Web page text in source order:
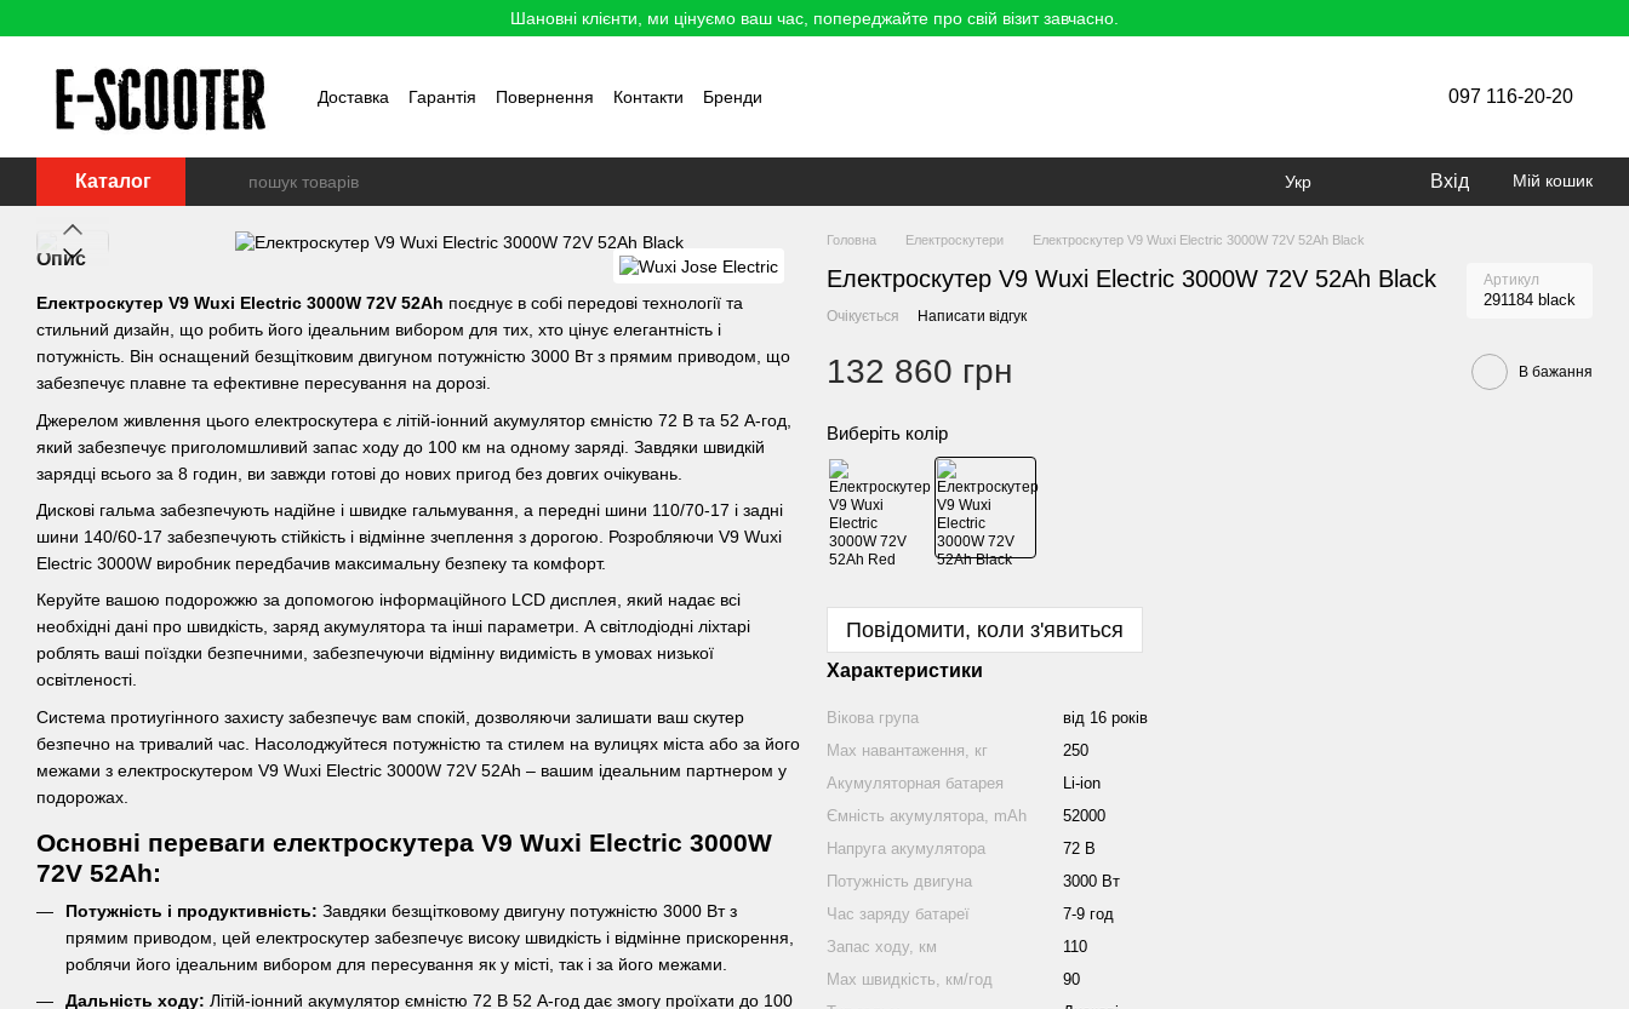
Шановні клієнти, ми цінуємо ваш час, попереджайте про свій візит завчасно.
Доставка Гарантія Повернення Контакти Бренди 097 116-20-20
Каталог Укр Вхід Мій кошик
Опис
Електроскутер V9 Wuxi Electric 3000W 72V 52Ah поєднує в собі передові технології та
стильний дизайн, що робить його ідеальним вибором для тих, хто цінує елегантність і
потужність. Він оснащений безщітковим двигуном потужністю 3000 Вт з прямим приводом, що
забезпечує плавне та ефективне пересування на дорозі.
Джерелом живлення цього електроскутера є літій-іонний акумулятор ємністю 72 В та 52 А-год,
який забезпечує приголомшливий запас ходу до 100 км на одному заряді. Завдяки швидкій
зарядці всього за 8 годин, ви завжди готові до нових пригод без довгих очікувань.
Дискові гальма забезпечують надійне і швидке гальмування, а передні шини 110/70-17 і задні
шини 140/60-17 забезпечують стійкість і відмінне зчеплення з дорогою. Розробляючи V9 Wuxi
Electric 3000W виробник передбачив максимальну безпеку та комфорт.
Керуйте вашою подорожжю за допомогою інформаційного LCD дисплея, який надає всі
необхідні дані про швидкість, заряд акумулятора та інші параметри. А світлодіодні ліхтарі
роблять ваші поїздки безпечними, забезпечуючи відмінну видимість в умовах низької
освітленості.
Система протиугінного захисту забезпечує вам спокій, дозволяючи залишати ваш скутер
безпечно на тривалий час. Насолоджуйтеся потужністю та стилем на вулицях міста або за його
межами з електроскутером V9 Wuxi Electric 3000W 72V 52Ah – вашим ідеальним партнером у
подорожах.
Основні переваги електроскутера V9 Wuxi Electric 3000W
72V 52Ah:
Потужність і продуктивність: Завдяки безщітковому двигуну потужністю 3000 Вт з
прямим приводом, цей електроскутер забезпечує високу швидкість і відмінне прискорення,
роблячи його ідеальним вибором для пересування як у місті, так і за його межами.
Дальність ходу: Літій-іонний акумулятор ємністю 72 В 52 А-год дає змогу проїхати до 100
Головна Електроскутери Електроскутер V9 Wuxi Electric 3000W 72V 52Ah Black
Електроскутер V9 Wuxi Electric 3000W 72V 52Ah Black Артикул
291184 black
Очікується Написати відгук
132 860 грн В бажання
Виберіть колір
Повідомити, коли з'явиться
Характеристики
Вікова група
від 16 років
Mаx навантаження, кг
250
Акумуляторная батарея
Li-ion
Ємність акумулятора, mAh
52000
Напруга акумулятора
72 В
Потужність двигуна
3000 Вт
Час заряду батареї
7-9 год
Запас ходу, км
110
Маx швидкість, км/год
90